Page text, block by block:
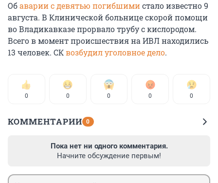
Обаварии с девятью погибшимистало известно 9
августа. В Клинической больнице скорой помощи
во Владикавказе прорвало трубу с кислородом.
Всего в момент происшествия на ИВЛ находились
13 человек. СКвозбудил уголовное дело.
0 0 0 0 0
КОММЕНТАРИИ 0
Пока нет ни одного комментария.
Начните обсуждение первым!